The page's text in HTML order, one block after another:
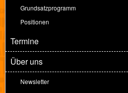
Grundsatzprogramm
Positionen
Termine
Über uns
Newsletter